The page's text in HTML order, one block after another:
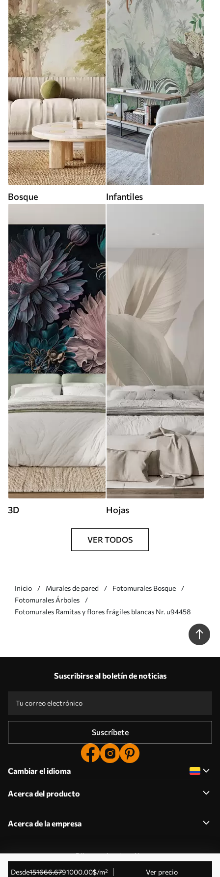
desde151666.6791000.00$/m² Ver precio
Bosque Infantiles
3D Hojas
VER TODOS
Inicio Murales de pared
Fotomurales Bosque
Fotomurales Árboles
Fotomurales Ramitas y flores frágiles blancas Nr. u94458
Suscribirse al boletín de noticias
Suscríbete
Cambiar el idioma
Acerca del producto
Acerca de la empresa
Editar permisos de cookies
© 2011-2026 Uwalls . Todos los derechos reservados.